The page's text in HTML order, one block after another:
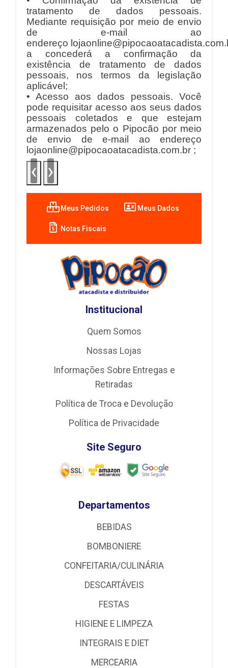
tratamento de dados pessoais.
Mediante requisição por meio de envio
de e-mail ao
endereço lojaonline
a concederá a confirmação da
existência de tratamento de dados
pessoais, nos termos da legislação
aplicável;
• Acesso aos dados pessoais. Você
pode requisitar acesso aos seus dados
pessoais coletados e que estejam
armazenados pelo o Pipocão por meio
de envio de e-mail ao endereço
lojaonline@pipocaoatacadista.com.br ;
Meus Pedidos Meus Dados
Notas Fiscais
Institucional
Quem Somos
Nossas Lojas
Informações Sobre Entregas e
Retiradas
Política de Troca e Devolução
Política de Privacidade
Site Seguro
Departamentos
BEBIDAS
BOMBONIERE
CONFEITARIA/CULINÁRIA
DESCARTÁVEIS
FESTAS
HIGIENE E LIMPEZA
INTEGRAIS E DIET
MERCEARIA